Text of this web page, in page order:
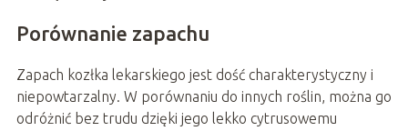
Porównanie zapachu
Zapach kozłka lekarskiego jest dość charakterystyczny i
niepowtarzalny. W porównaniu do innych roślin, można go
odróżnić bez trudu dzięki jego lekko cytrusowemu